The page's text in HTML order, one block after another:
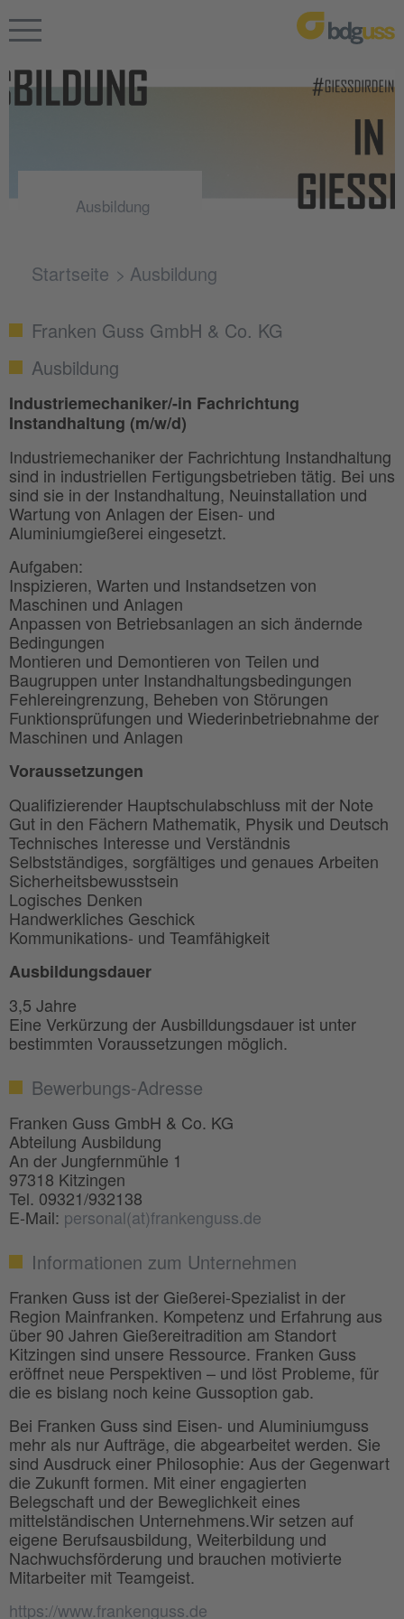
Ausbildung
Startseite Ausbildung
Franken Guss GmbH & Co. KG
Ausbildung
Industriemechaniker/-in Fachrichtung
Instandhaltung (m/w/d)
Industriemechaniker der Fachrichtung Instandhaltung
sind in industriellen Fertigungsbetrieben tätig. Bei uns
sind sie in der Instandhaltung, Neuinstallation und
Wartung von Anlagen der Eisen- und
Aluminiumgießerei eingesetzt.
Aufgaben:
Inspizieren, Warten und Instandsetzen von
Maschinen und Anlagen
Anpassen von Betriebsanlagen an sich ändernde
Bedingungen
Montieren und Demontieren von Teilen und
Baugruppen unter Instandhaltungsbedingungen
Fehlereingrenzung, Beheben von Störungen
Funktionsprüfungen und Wiederinbetriebnahme der
Maschinen und Anlagen
Voraussetzungen
Qualifizierender Hauptschulabschluss mit der Note
Gut in den Fächern Mathematik, Physik und Deutsch
Technisches Interesse und Verständnis
Selbstständiges, sorgfältiges und genaues Arbeiten
Sicherheitsbewusstsein
Logisches Denken
Handwerkliches Geschick
Kommunikations- und Teamfähigkeit
Ausbildungsdauer
3,5 Jahre
Eine Verkürzung der Ausbilldungsdauer ist unter
bestimmten Voraussetzungen möglich.
Bewerbungs-Adresse
Franken Guss GmbH & Co. KG
Abteilung Ausbildung
An der Jungfernmühle 1
97318 Kitzingen
Tel. 09321/932138
E-Mail: personal(at)frankenguss.de
Informationen zum Unternehmen
Franken Guss ist der Gießerei-Spezialist in der
Region Mainfranken. Kompetenz und Erfahrung aus
über 90 Jahren Gießereitradition am Standort
Kitzingen sind unsere Ressource. Franken Guss
eröffnet neue Perspektiven – und löst Probleme, für
die es bislang noch keine Gussoption gab.
Bei Franken Guss sind Eisen- und Aluminiumguss
mehr als nur Aufträge, die abgearbeitet werden. Sie
sind Ausdruck einer Philosophie: Aus der Gegenwart
die Zukunft formen. Mit einer engagierten
Belegschaft und der Beweglichkeit eines
mittelständischen Unternehmens.Wir setzen auf
eigene Berufsausbildung, Weiterbildung und
Nachwuchsförderung und brauchen motivierte
Mitarbeiter mit Teamgeist.
https://www.frankenguss.de